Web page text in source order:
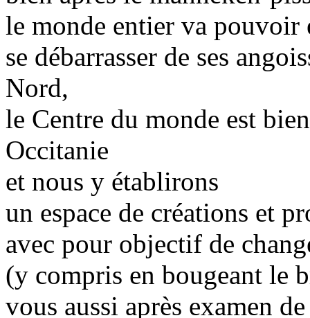
le monde entier va pouvoir
se débarrasser de ses
Nord,
le Centre du monde est
Occitanie
et nous y établirons
un espace de créations et
avec pour objectif de
(y compris en bougeant le
vous aussi après examen